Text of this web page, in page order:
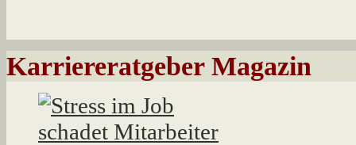
Karriereratgeber Magazin